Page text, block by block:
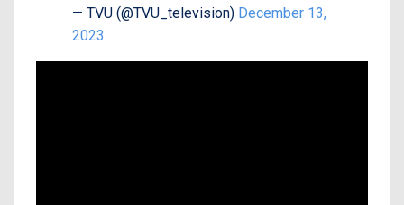
— TVU (@TVU_television) December 13,
2023